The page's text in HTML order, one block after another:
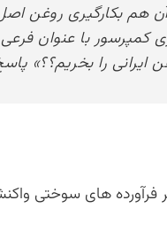
آن هم بکارگیری روغن
کمپرسور با عنوان
را بخریم؟؟»
فرآورده های سوختی